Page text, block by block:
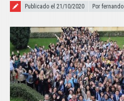
Publicado el
Publicado el 21/10/2020 Por fernando